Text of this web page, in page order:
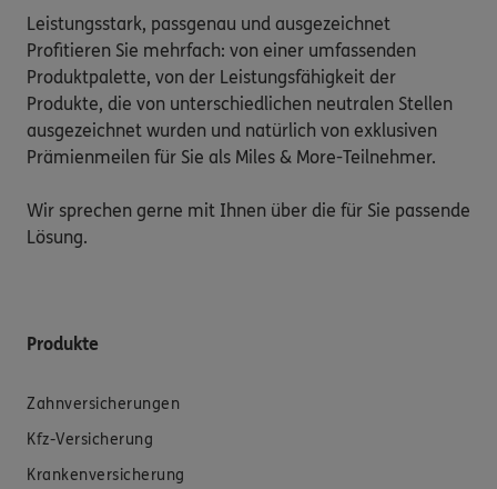
Leistungsstark, passgenau und ausgezeichnet
Profitieren Sie mehrfach: von einer umfassenden
Produktpalette, von der Leistungsfähigkeit der
Produkte, die von unterschiedlichen neutralen Stellen
ausgezeichnet wurden und natürlich von exklusiven
Prämienmeilen für Sie als Miles & More-Teilnehmer.
Wir sprechen gerne mit Ihnen über die für Sie passende
Produkte
Zahnversicherungen
Kfz-Versicherung
Krankenversicherung